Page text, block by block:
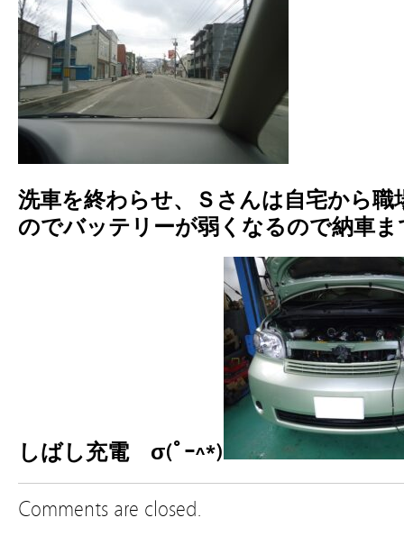
洗車を終わらせ、Ｓさんは自宅から
のでバッテリーが弱くなるので納車ま
しばし充電 σ(ﾟｰ^*)
Comments are closed.